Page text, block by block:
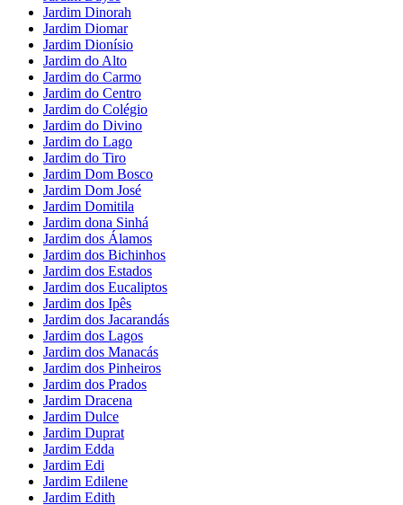
Jardim Dinorah
Jardim Diomar
Jardim Dionísio
Jardim do Alto
Jardim do Carmo
Jardim do Centro
Jardim do Colégio
Jardim do Divino
Jardim do Lago
Jardim do Tiro
Jardim Dom Bosco
Jardim Dom José
Jardim Domitila
Jardim dona Sinhá
Jardim dos Álamos
Jardim dos Bichinhos
Jardim dos Estados
Jardim dos Eucaliptos
Jardim dos Ipês
Jardim dos Jacarandás
Jardim dos Lagos
Jardim dos Manacás
Jardim dos Pinheiros
Jardim dos Prados
Jardim Dracena
Jardim Dulce
Jardim Duprat
Jardim Edda
Jardim Edi
Jardim Edilene
Jardim Edith